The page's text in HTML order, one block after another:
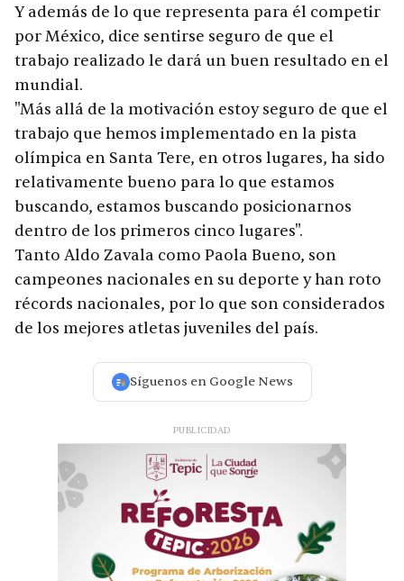
Y además de lo que representa para él competir
por México, dice sentirse seguro de que el
trabajo realizado le dará un buen resultado en el
mundial.
"Más allá de la motivación estoy seguro de que el
trabajo que hemos implementado en la pista
olímpica en Santa Tere, en otros lugares, ha sido
relativamente bueno para lo que estamos
buscando, estamos buscando posicionarnos
dentro de los primeros cinco lugares".
Tanto Aldo Zavala como Paola Bueno, son
campeones nacionales en su deporte y han roto
récords nacionales, por lo que son considerados
de los mejores atletas juveniles del país.
Síguenos en Google News
PUBLICIDAD